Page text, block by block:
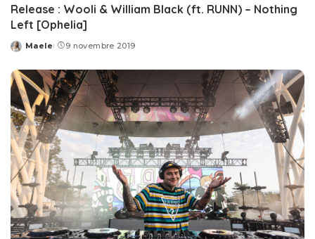
Release : Wooli & William Black (ft. RUNN) – Nothing
Left [Ophelia]
Posted
Maele 9 novembre 2019